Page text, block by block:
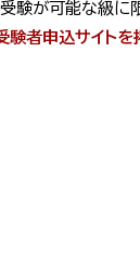
験が可能な級に
者申込サイトを